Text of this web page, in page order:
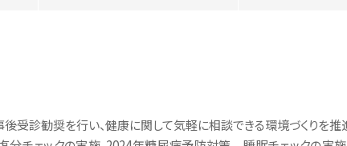
診勧奨を行い、健康に関して気軽に相談できる環境づくりを推